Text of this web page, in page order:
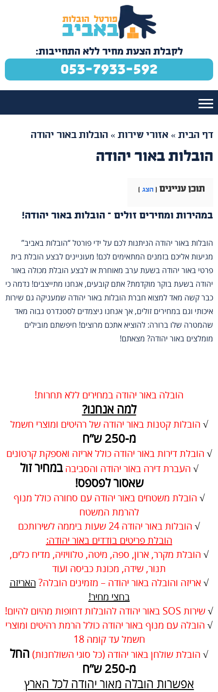
לקבלת הצעת מחיר ללא התחייבות:
053-7933-592
דף הבית » אזורי שירות » הובלות באור יהודה
הובלות באור יהודה
תוכן עניינים הצג
במהירות ומחירים זולים – הובלות באור יהודה!
הובלות באור יהודה הניתנות לכם על ידי פורטל “הובלות באביב”
מגיעות אליכם בזמנים המתאימים לכם! מעוניינים לבצע הובלת בית
פרטי באור יהודה בשעת ערב מאוחרת או לבצע הובלת מכולה באור
יהודה בשעת בוקר מוקדמת? אתם קובעים, אנחנו מתייצבים! נדמה כי
כבר קשה מאד למצוא חברת הובלות באור יהודה שמעניקה גם שירות
איכותי וגם במחירים זולים, אך אנחנו ניצמדים לסטנדרט גבוה מאד
שהמטרה שלו ברורה: להוציא אתכם מרוצים! חיפשתם מובילים
מומלצים באור יהודה? מצאתם!
הובלה באור יהודה במחירים ללא תחרות!
למה אנחנו?
√ הובלות קטנות באור יהודה של רהיטים ומוצרי חשמל
מ-250 ש”ח
√ הובלת דירות באור יהודה כולל אריזה ואספקת קרטונים
√ העברת דירה באור יהודה והסביבהבמחיר זול
שאסור לפספס!
√ הובלת משטחים באור יהודה עם סחורה כולל מנוף
להרמת המשטח
√ הובלות באור יהודה 24 שעות ביממה לשירותכם
הובלת פריטים בודדים באור יהודה:
√ הובלת מקרר, ארון, ספה, מיטה, טלוויזיה, מדיח כלים,
תנור, שידה, מכונת כביסה ועוד
√אריזה והובלה באור יהודה – מזמינים הובלה? האריזה
בחצי מחיר!
√שירות SOS באור יהודה להובלות דחופות מהיום להיום!
√ הובלה עם מנוף באור יהודה כולל הרמת רהיטים ומוצרי
חשמל עד קומה 18
√ הובלת שולחן באור יהודה (כל סוגי השולחנות) החל
מ-250 ש”ח
אפשרות הובלה מאור יהודה לכל הארץ